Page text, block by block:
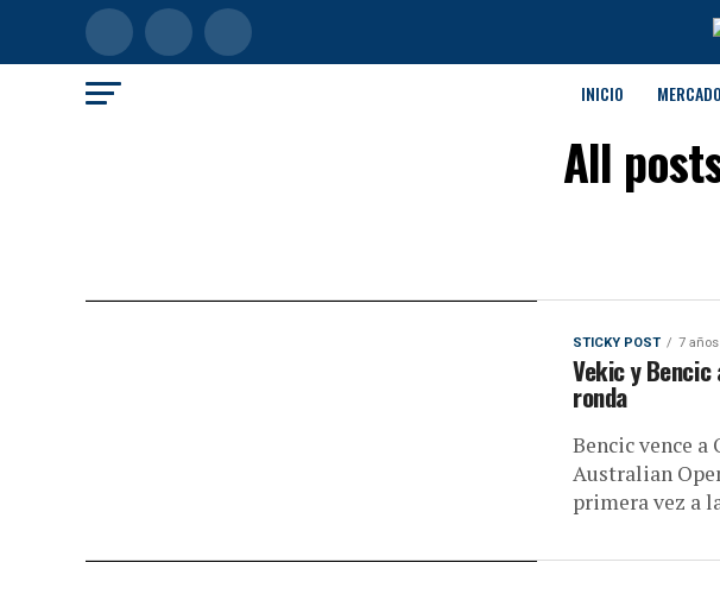
INICIO
All
STICKY POST 7
Vekic y
ronda
Bencic vence a
Australian
primera vez a